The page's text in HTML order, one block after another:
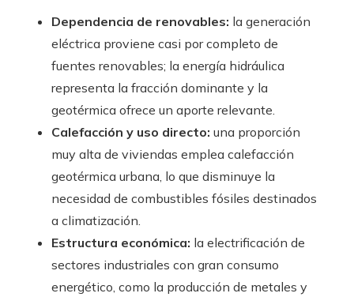
Dependencia de renovables: la generación
eléctrica proviene casi por completo de
fuentes renovables; la energía hidráulica
representa la fracción dominante y la
geotérmica ofrece un aporte relevante.
Calefacción y uso directo: una proporción
muy alta de viviendas emplea calefacción
geotérmica urbana, lo que disminuye la
necesidad de combustibles fósiles destinados
a climatización.
Estructura económica: la electrificación de
sectores industriales con gran consumo
energético, como la producción de metales y